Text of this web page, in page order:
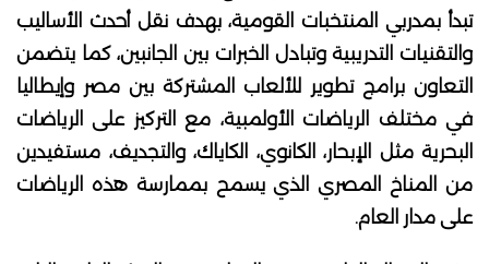
تبدأ بمدربي المنتخبات القومية، بهدف نقل أحدث الأساليب
والتقنيات التدريبية وتبادل الخبرات بين الجانبين، كما يتضمن
التعاون برامج تطوير للألعاب المشتركة بين مصر وإيطاليا
في مختلف الرياضات الأولمبية، مع التركيز على الرياضات
البحرية مثل الإبحار، الكانوي، الكاياك، والتجديف، مستفيدين
من المناخ المصري الذي يسمح بممارسة هذه الرياضات
على مدار العام.